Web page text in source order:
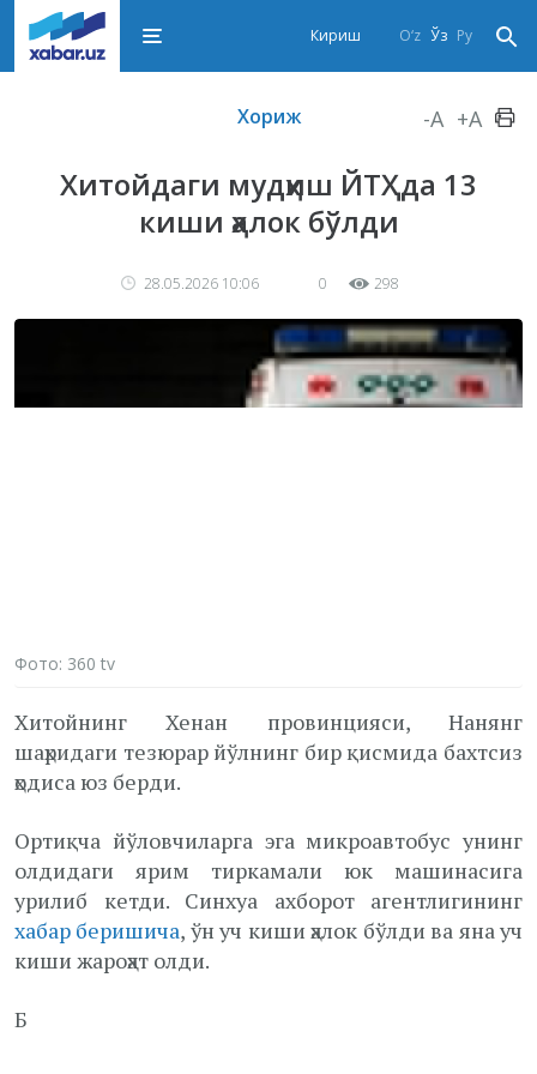
O‘z Ўз Ру
Кириш
Хориж -A +A
Хитойдаги мудҳиш ЙТҲда 13
киши ҳалок бўлди
28.05.2026 10:06 0 298
Фото: 360 tv
Хитойнинг Хенан провинцияси, Нанянг
шаҳридаги тезюрар йўлнинг бир қисмида бахтсиз
ҳодиса юз берди.
Ортиқча йўловчиларга эга микроавтобус унинг
олдидаги ярим тиркамали юк машинасига
урилиб кетди. Синхуа ахборот агентлигининг
хабар беришича, ўн уч киши ҳалок бўлди ва яна уч
киши жароҳат олди.
Б